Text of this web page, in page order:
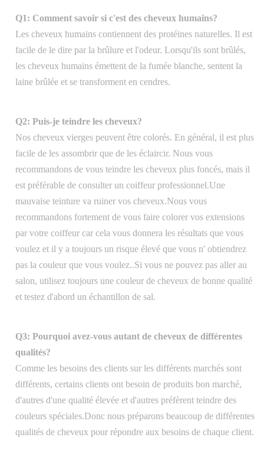
Q1: Comment savoir si c'est des cheveux humains?
Les cheveux humains contiennent des protéines naturelles. Il est
facile de le dire par la brûlure et l'odeur. Lorsqu'ils sont brûlés,
les cheveux humains émettent de la fumée blanche, sentent la
laine brûlée et se transforment en cendres.
Q2: Puis-je teindre les cheveux?
Nos cheveux vierges peuvent être colorés. En général, il est plus
facile de les assombrir que de les éclaircir. Nous vous
recommandons de vous teindre les cheveux plus foncés, mais il
est préférable de consulter un coiffeur professionnel.Une
mauvaise teinture va ruiner vos cheveux.Nous vous
recommandons fortement de vous faire colorer vos extensions
par votre coiffeur car cela vous donnera les résultats que vous
voulez et il y a toujours un risque élevé que vous n' obtiendrez
pas la couleur que vous voulez..Si vous ne pouvez pas aller au
salon, utilisez toujours une couleur de cheveux de bonne qualité
et testez d'abord un échantillon de sal.
Q3: Pourquoi avez-vous autant de cheveux de différentes
qualités?
Comme les besoins des clients sur les différents marchés sont
différents, certains clients ont besoin de produits bon marché,
d'autres d'une qualité élevée et d'autres préfèrent teindre des
couleurs spéciales.Donc nous préparons beaucoup de différentes
qualités de cheveux pour répondre aux besoins de chaque client.